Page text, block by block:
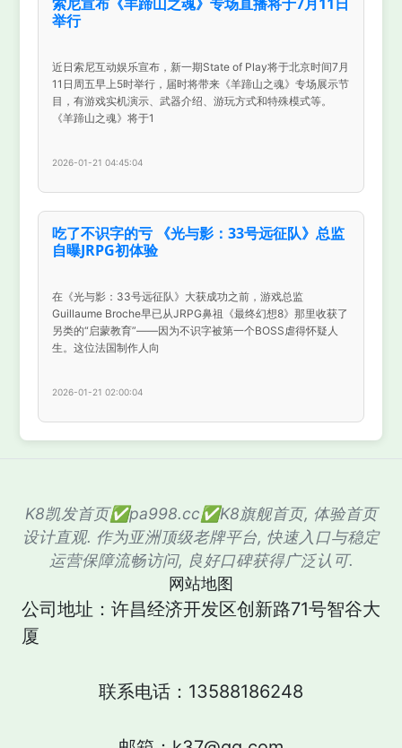
举行
近日索尼互动娱乐宣布，新一期State of Play将于北京时间7月
11日周五早上5时举行，届时将带来《羊蹄山之魂》专场展示节
目，有游戏实机演示、武器介绍、游玩方式和特殊模式等。
《羊蹄山之魂》将于1
2026-01-21 04:45:04
吃了不识字的亏 《光与影：33号远征队》总监
自曝JRPG初体验
在《光与影：33号远征队》大获成功之前，游戏总监
Guillaume Broche早已从JRPG鼻祖《最终幻想8》那里收获了
另类的“启蒙教育”——因为不识字被第一个BOSS虐得怀疑人
生。这位法国制作人向
2026-01-21 02:00:04
K8凯发首页✅pa998.cc✅K8旗舰首页, 体验首页
设计直观. 作为亚洲顶级老牌平台, 快速入口与稳定
运营保障流畅访问, 良好口碑获得广泛认可.
网站地图
公司地址：许昌经济开发区创新路71号智谷大
厦
联系电话：13588186248